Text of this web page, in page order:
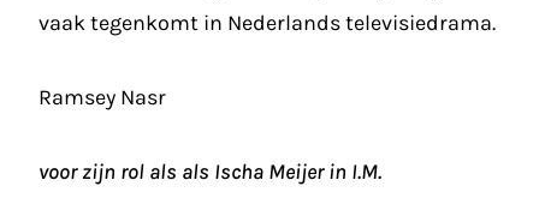
vaak tegenkomt in Nederlands televisiedrama.
Ramsey Nasr
voor zijn rol als als Ischa Meijer in I.M.